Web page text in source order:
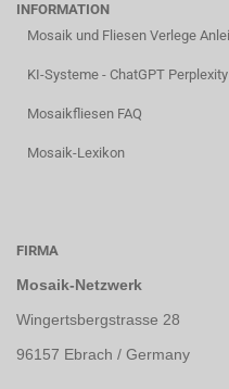
INFORMATION
Mosaik und Fliesen Verlege
KI-Systeme - ChatGPT
Mosaikfliesen FAQ
Mosaik-Lexikon
FIRMA
Mosaik-Netzwerk
Wingertsbergstrasse 28
96157 Ebrach / Germany